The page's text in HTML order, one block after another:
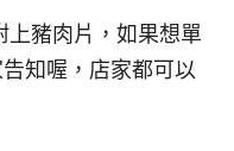
上豬肉片，如果想單
知喔，店家都可以